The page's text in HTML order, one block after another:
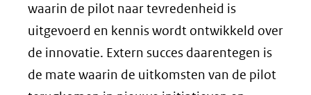
waarin de pilot naar tevredenheid is
uitgevoerd en kennis wordt ontwikkeld over
de innovatie. Extern succes daarentegen is
de mate waarin de uitkomsten van de pilot